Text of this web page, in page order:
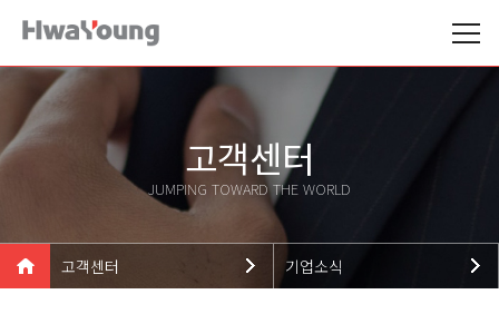
고객센터
JUMPING TOWARD THE WORLD
고객센터 기업소식